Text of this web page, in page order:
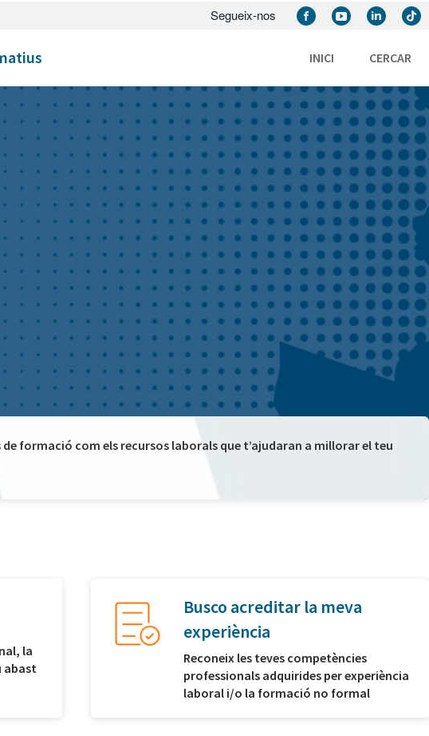
Segueix-nos
INICI CERCAR
formació com els recursos laborals que t’ajudaran a millorar el teu
la
abast
Busco acreditar la meva
experiència
Reconeix les teves competències
professionals adquirides per experiència
laboral i/o la formació no formal